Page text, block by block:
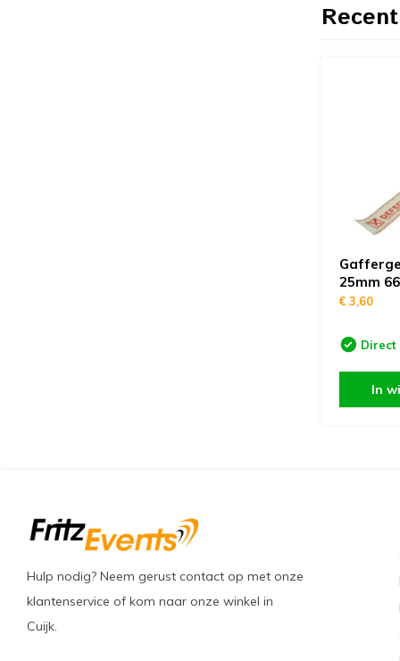
25mm
€ 3,60
Direct
In
Hulp nodig? Neem gerust contact op met onze
klantenservice of kom naar onze winkel in
Cuijk.